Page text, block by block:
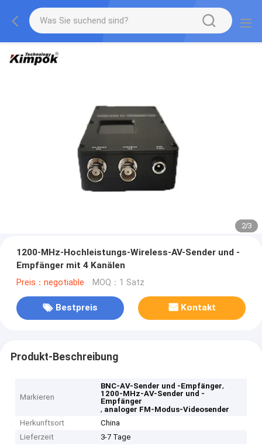
2/3
1200-MHz-Hochleistungs-Wireless-AV-Sender und -
Empfänger mit 4 Kanälen
Preis：negotiable MOQ：1 Satz
Bestpreis Kontakt
Produkt-Beschreibung
Markieren
BNC-AV-Sender und -Empfänger,
1200-MHz-AV-Sender und -
Empfänger
, analoger FM-Modus-Videosender
Herkunftsort
China
Lieferzeit
3-7 Tage